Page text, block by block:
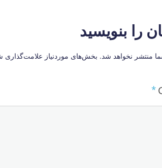
را بنویسید
منتشر نخواهد شد. بخش‌های موردنیاز علامت‌گذاری
*